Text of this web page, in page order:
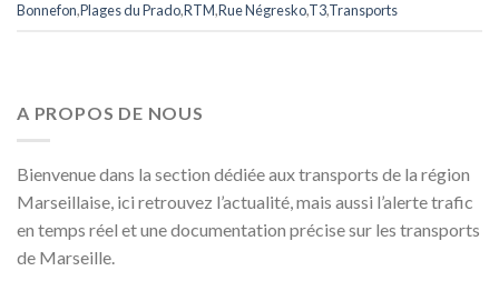
Bonnefon,Plages du Prado,RTM,Rue Négresko,T3,Transports
A PROPOS DE NOUS
Bienvenue dans la section dédiée aux transports de la région
Marseillaise, ici retrouvez l’actualité, mais aussi l’alerte trafic
en temps réel et une documentation précise sur les transports
de Marseille.